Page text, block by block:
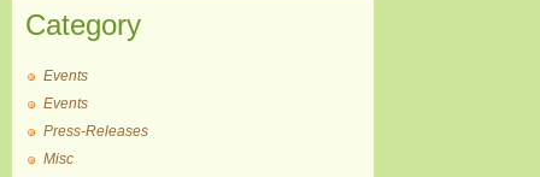
Category
Events
Events
Press-Releases
Misc